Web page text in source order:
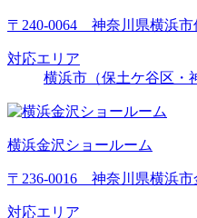
〒240-0064 神奈川県横浜市
対応エリア
横浜市（保土ケ谷区・
横浜金沢ショールーム
〒236-0016 神奈川県横浜市
対応エリア